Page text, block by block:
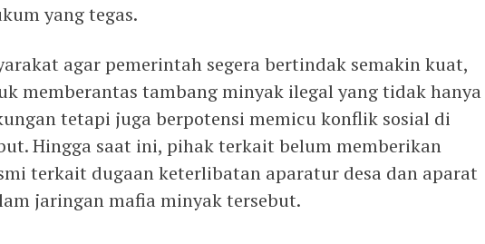
yang tegas.
agar pemerintah segera bertindak semakin kuat,
memberantas tambang minyak ilegal yang tidak hanya
tetapi juga berpotensi memicu konflik sosial di
Hingga saat ini, pihak terkait belum memberikan
terkait dugaan keterlibatan aparatur desa dan aparat
jaringan mafia minyak tersebut.